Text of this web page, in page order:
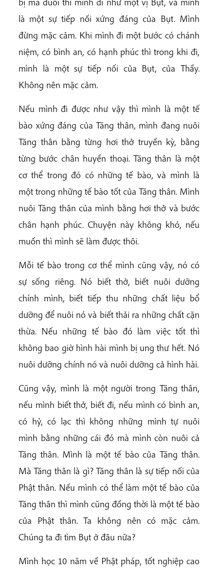
là một sự tiếp nối xứng đáng của Bụt. Mình
đừng mặc cảm. Khi mình đi một bước có chánh
niệm, có bình an, có hạnh phúc thì trong khi đi,
mình là một sự tiếp nối của Bụt, của Thầy.
Không nên mặc cảm.
Nếu mình đi được như vậy thì mình là một tế
bào xứng đáng của Tăng thân, mình đang nuôi
Tăng thân bằng từng hơi thở truyền kỳ, bằng
từng bước chân huyền thoại. Tăng thân là một
cơ thể trong đó có những tế bào, và mình là
một trong những tế bào tốt của Tăng thân. Mình
nuôi Tăng thân của mình bằng hơi thở và bước
chân hạnh phúc. Chuyện này không khó, nếu
muốn thì mình sẽ làm được thôi.
Mỗi tế bào trong cơ thể mình cũng vậy, nó có
sự sống riêng. Nó biết thở, biết nuôi dưỡng
chính mình, biết tiếp thu những chất liệu bổ
dưỡng để nuôi nó và biết thải ra những chất cặn
thừa. Nếu những tế bào đó làm việc tốt thì
không bao giờ hình hài mình bị ung thư hết. Nó
nuôi dưỡng chính nó và nuôi dưỡng cả hình hài.
Cũng vậy, mình là một người trong Tăng thân,
nếu mình biết thở, biết đi, nếu mình có bình an,
có hỷ, có lạc thì không những mình tự nuôi
mình bằng những cái đó mà mình còn nuôi cả
Tăng thân. Mình là một tế bào của Tăng thân.
Mà Tăng thân là gì? Tăng thân là sự tiếp nối của
Phật thân. Nếu mình có thể làm một tế bào của
Tăng thân thì mình cũng đồng thời là một tế bào
của Phật thân. Ta không nên có mặc cảm.
Chúng ta đi tìm Bụt ở đâu nữa?
Mình học 10 năm về Phật pháp, tốt nghiệp cao